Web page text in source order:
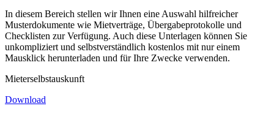
In diesem Bereich stellen wir Ihnen eine Auswahl hilfreicher
Musterdokumente wie Mietverträge, Übergabeprotokolle und
Checklisten zur Verfügung. Auch diese Unterlagen können Sie
unkompliziert und selbstverständlich kostenlos mit nur einem
Mausklick herunterladen und für Ihre Zwecke verwenden.
Mieterselbstauskunft
Download